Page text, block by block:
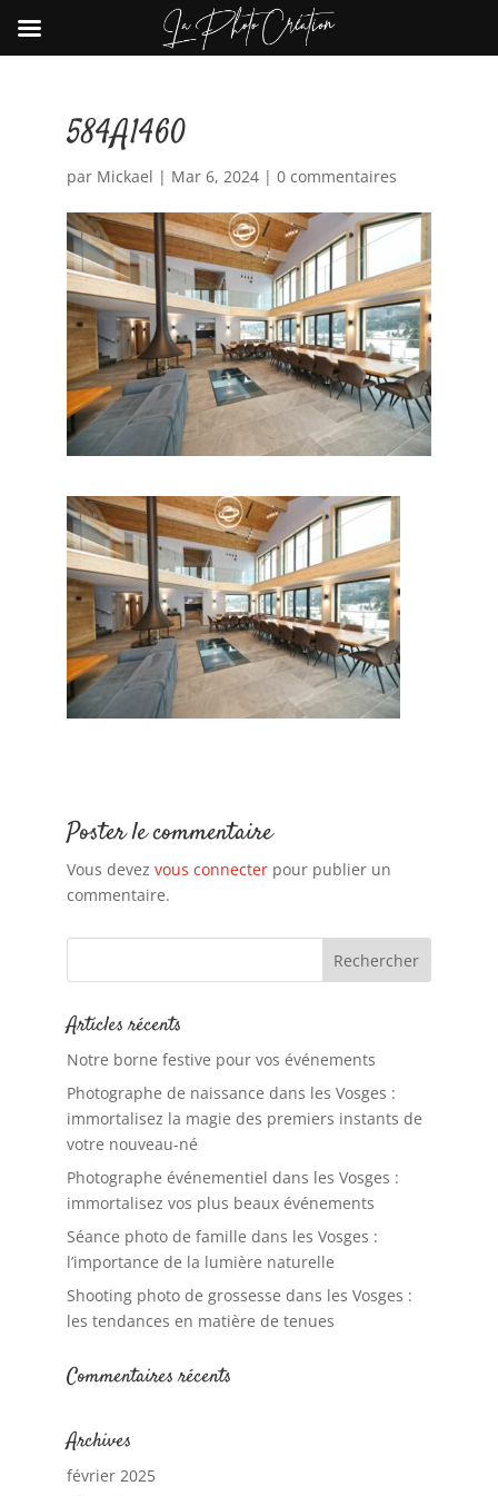
584A1460
par Mickael | Mar 6, 2024| 0 commentaires
Poster le commentaire
Vous devez vous connecterpour publier un
commentaire.
Articles récents
Notre borne festive pour vos événements
Photographe de naissance dans les Vosges :
immortalisez la magie des premiers instants de
votre nouveau-né
Photographe événementiel dans les Vosges :
immortalisez vos plus beaux événements
Séance photo de famille dans les Vosges :
l’importance de la lumière naturelle
Shooting photo de grossesse dans les Vosges :
les tendances en matière de tenues
Commentaires récents
Archives
février 2025